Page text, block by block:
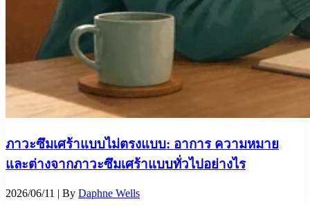
ภาวะซึมเศร้าแบบไม่ตรงแบบ: อาการ ความหมาย
และต่างจากภาวะซึมเศร้าแบบทั่วไปอย่างไร
2026/06/11 | By Daphne Wells